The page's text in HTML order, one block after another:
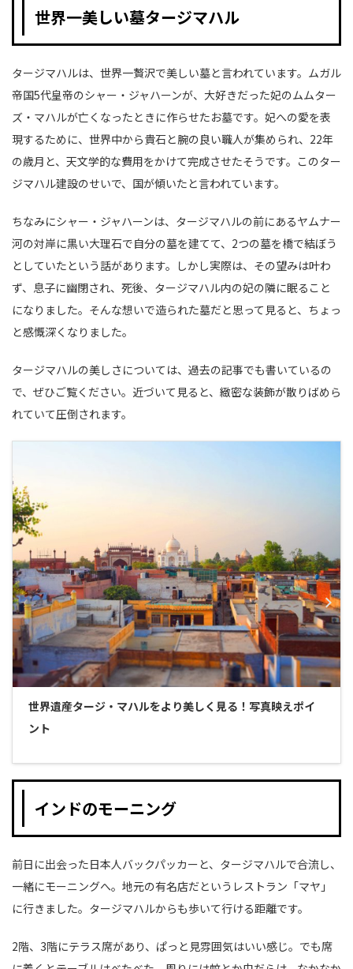
世界一美しい墓タージマハル
タージマハルは、世界一贅沢で美しい墓と言われています。ムガル
帝国5代皇帝のシャー・ジャハーンが、大好きだった妃のムムター
ズ・マハルが亡くなったときに作らせたお墓です。妃への愛を表
現するために、世界中から貴石と腕の良い職人が集められ、22年
の歳月と、天文学的な費用をかけて完成させたそうです。このター
ジマハル建設のせいで、国が傾いたと言われています。
ちなみにシャー・ジャハーンは、タージマハルの前にあるヤムナー
河の対岸に黒い大理石で自分の墓を建てて、2つの墓を橋で結ぼう
としていたという話があります。しかし実際は、その望みは叶わ
ず、息子に幽閉され、死後、タージマハル内の妃の隣に眠ること
になりました。そんな想いで造られた墓だと思って見ると、ちょっ
と感慨深くなりました。
タージマハルの美しさについては、過去の記事でも書いているの
で、ぜひご覧ください。近づいて見ると、緻密な装飾が散りばめら
れていて圧倒されます。
世界遺産タージ・マハルをより美しく見る！写真映えポイ
ント
インドのモーニング
前日に出会った日本人バックパッカーと、タージマハルで合流し、
一緒にモーニングへ。地元の有名店だというレストラン「マヤ」
に行きました。タージマハルからも歩いて行ける距離です。
2階、3階にテラス席があり、ぱっと見雰囲気はいい感じ。でも席